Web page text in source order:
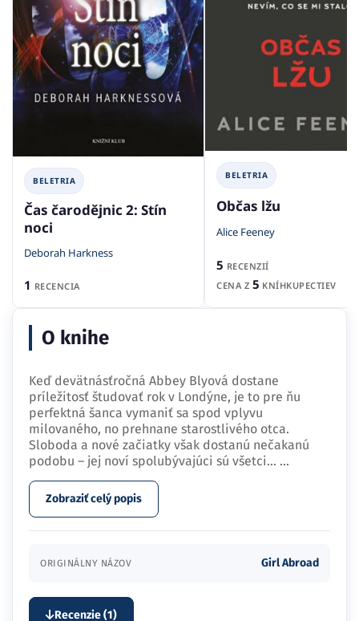
BELETRIA
Čas čarodějnic 2: Stín
noci
Deborah Harkness
1 RECENCIA
BELETRIA
Občas lžu
Alice Feeney
5 RECENZIÍ
CENA Z 5 KNÍHKUPECTIEV
O knihe
Keď devätnásťročná Abbey Blyová dostane
príležitosť študovať rok v Londýne, je to pre ňu
perfektná šanca vymaniť sa spod vplyvu
milovaného, no prehnane starostlivého otca.
Sloboda a nové začiatky však dostanú nečakanú
podobu – jej noví spolubývajúci sú všetci… ...
Zobraziť celý popis
ORIGINÁLNY NÁZOV Girl Abroad
Recenzie (1)